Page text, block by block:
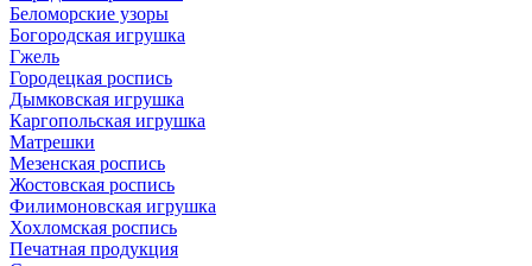
Беломорские узоры
Богородская игрушка
Гжель
Городецкая роспись
Дымковская игрушка
Каргопольская игрушка
Матрешки
Мезенская роспись
Жостовская роспись
Филимоновская игрушка
Хохломская роспись
Печатная продукция